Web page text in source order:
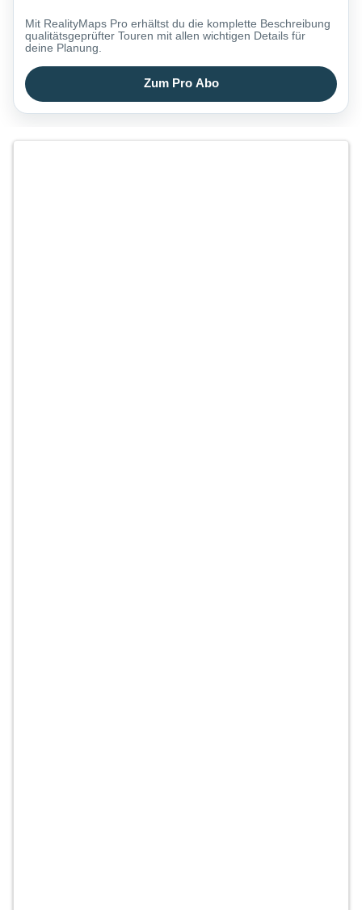
Mit RealityMaps Pro erhältst du die komplette Beschreibung
qualitätsgeprüfter Touren mit allen wichtigen Details für
deine Planung.
Zum Pro Abo